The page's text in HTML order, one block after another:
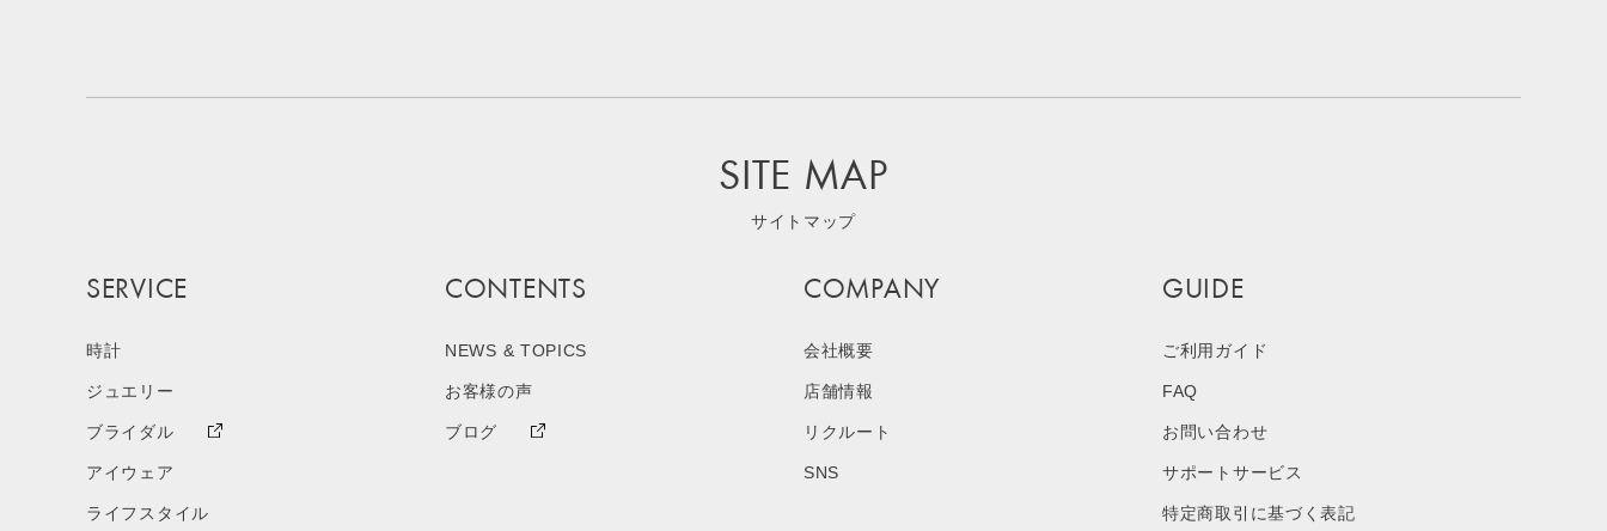
SITE MAP
サイトマップ
SERVICE
時計
ジュエリー
ブライダル
アイウェア
ライフスタイル
CONTENTS
NEWS & TOPICS
お客様の声
ブログ
COMPANY
会社概要
店舗情報
リクルート
SNS
GUIDE
ご利用ガイド
FAQ
お問い合わせ
サポートサービス
特定商取引に基づく表記